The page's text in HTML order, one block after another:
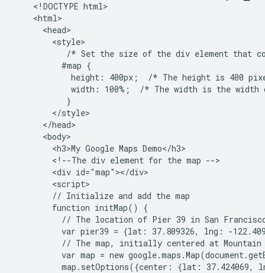
    <!DOCTYPE html>
    <html>
      <head>
        <style>
/* Set the size of the div element that
          #map {
height: 400px;  /* The height is 400
width: 100%;  /* The width is the width
           }
        </style>
      </head>
      <body>
        <h3>My Google Maps Demo</h3>
        <!--The div element for the map -->
        <div id="map"></div>
        <script>
        // Initialize and add the map
        function initMap() {
// The location of Pier 39 in San
var pier39 = {lat: 37.809326, lng: -
// The map, initially centered at Mountain
var map = new
map.setOptions({center: {lat: 37.424069,